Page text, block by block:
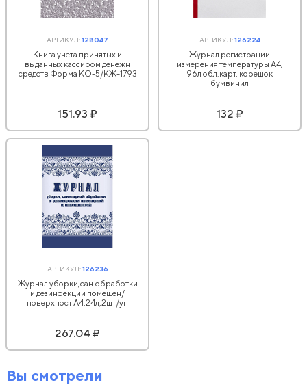
АРТИКУЛ:128047
Книга учета принятых и
выданных кассиром денежн
средств Форма КО-5/КЖ-1793
151.93 ₽
АРТИКУЛ:126224
Журнал регистрации
измерения температуры А4,
96л обл.карт, корешок
бумвинил
132 ₽
АРТИКУЛ:126236
Журнал уборки,сан.обработки
и дезинфекции помещен/
поверхност А4,24л,2шт/уп
267.04 ₽
Вы смотрели